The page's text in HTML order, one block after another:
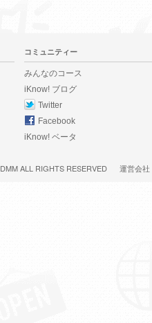
コミュニティー
みんなのコース
iKnow! ブログ
Twitter
Facebook
iKnow! ベータ
DMMALL RIGHTS RESERVED 運営会社